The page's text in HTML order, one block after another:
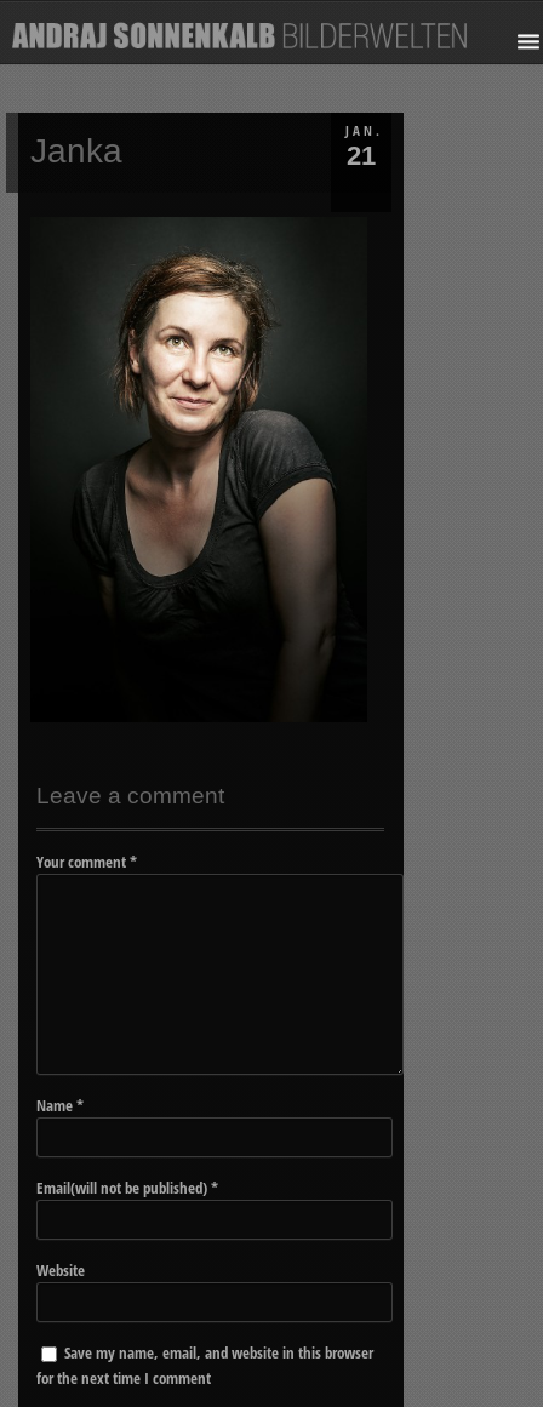
JAN.
21
Janka
Leave a comment
Your comment*
Name*
Email(will not be published)*
Website
Save my name, email, and website in this browser
for the next time I comment